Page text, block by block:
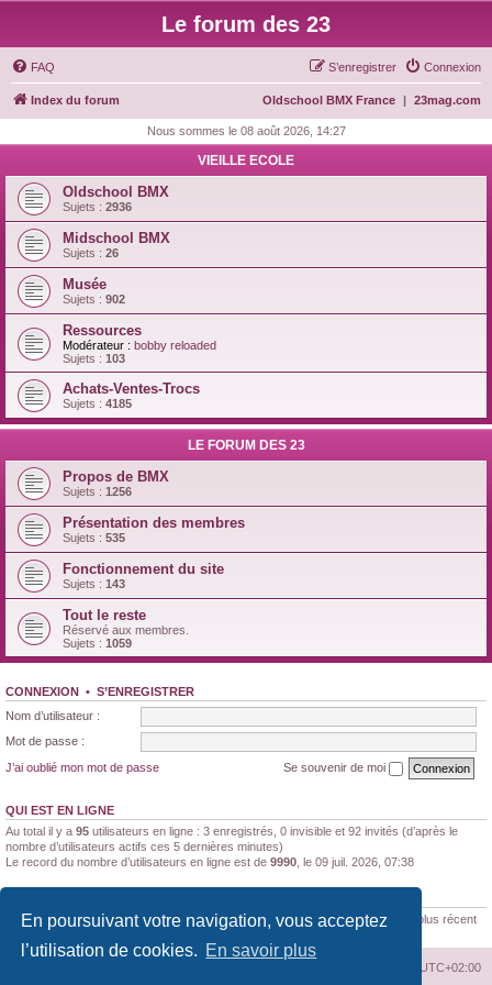
En poursuivant votre navigation, vous acceptez
l’utilisation de cookies. En savoir plus
Le forum des 23
FAQ Connexion
S’enregistrer
Index du forum 23mag.com
|
Oldschool BMX France
Nous sommes le 08 août 2026, 14:27
VIEILLE ECOLE
Oldschool BMX
Sujets : 2936
Midschool BMX
Sujets : 26
Musée
Sujets : 902
Ressources
Modérateur : bobby reloaded
Sujets : 103
Achats-Ventes-Trocs
Sujets : 4185
LE FORUM DES 23
Propos de BMX
Sujets : 1256
Présentation des membres
Sujets : 535
Fonctionnement du site
Sujets : 143
Tout le reste
Réservé aux membres.
Sujets : 1059
CONNEXION • S’ENREGISTRER
Nom d’utilisateur :
Mot de passe :
J’ai oublié mon mot de passe
Se souvenir de moi
QUI EST EN LIGNE
Au total il y a 95 utilisateurs en ligne : 3 enregistrés, 0 invisible et 92 invités (d’après le
nombre d’utilisateurs actifs ces 5 dernières minutes)
Le record du nombre d’utilisateurs en ligne est de 9990 , le 09 juil. 2026, 07:38
188170 messages •11347sujets •1522membres • Le membre enregistré le plus récent
Brunaldi21
UTC+02:00